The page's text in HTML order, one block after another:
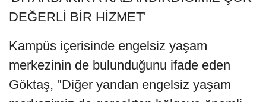
DEĞERLİ BİR HİZMET'
Kampüs içerisinde engelsiz yaşam
merkezinin de bulunduğunu ifade eden
Göktaş, "Diğer yandan engelsiz yaşam